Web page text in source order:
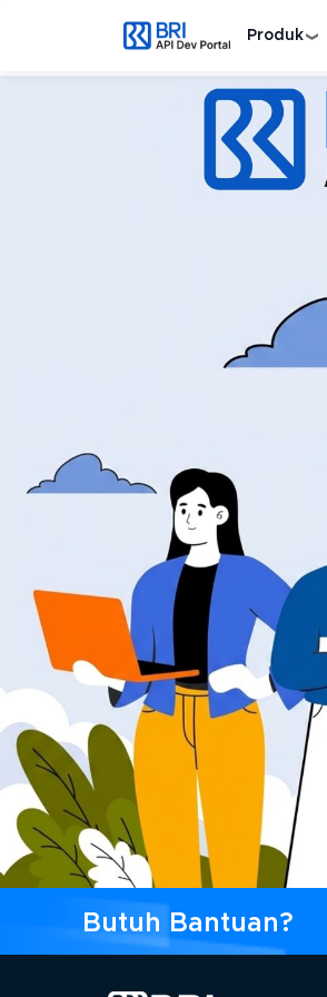
Lompat ke isi utama Produk
Butuh Bantuan?